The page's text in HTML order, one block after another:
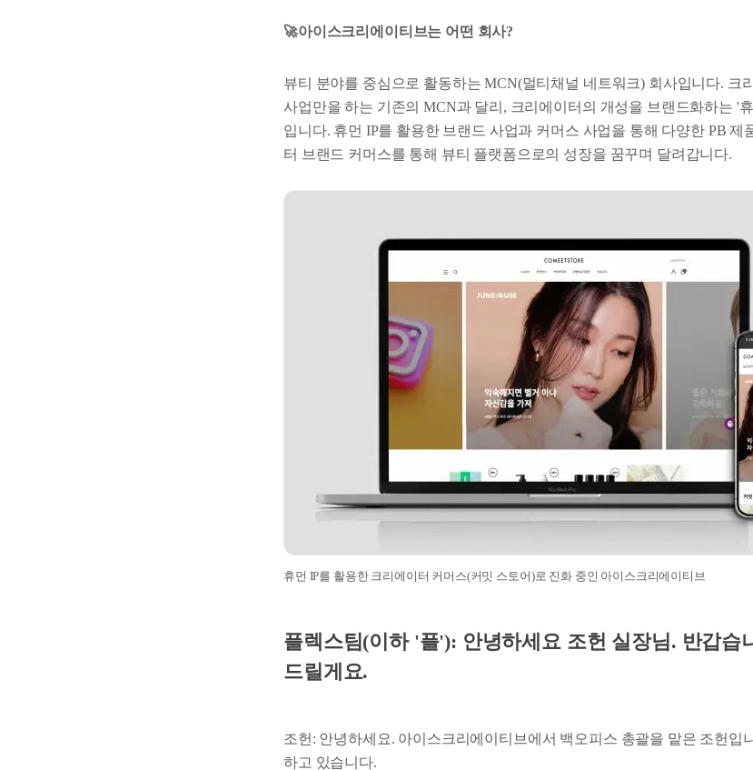
🚀아이스크리에이티브는 어떤 회사?
뷰티 분야를 중심으로 활동하는 MCN(멀티채널 네트워크) 회사입니다. 크
사업만을 하는 기존의 MCN과 달리, 크리에이터의 개성을 브랜드화하는 '
입니다. 휴먼 IP를 활용한 브랜드 사업과 커머스 사업을 통해 다양한 PB 제
터 브랜드 커머스를 통해 뷰티 플랫폼으로의 성장을 꿈꾸며 달려갑니다.
휴먼 IP를 활용한 크리에이터 커머스(커밋 스토어)로 진화 중인 아이스크리에이티브
플렉스팀(이하 '플'): 안녕하세요 조헌 실장님. 반갑습
드릴게요.
조헌: 안녕하세요. 아이스크리에이티브에서 백오피스 총괄을 맡은 조헌입
하고 있습니다.